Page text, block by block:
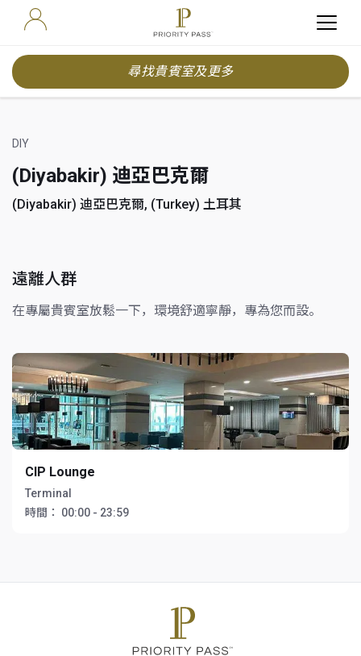
尋找貴賓室及更多
DIY
(Diyabakir) 迪亞巴克爾
(Diyabakir) 迪亞巴克爾, (Turkey) 土耳其
遠離人群
在專屬貴賓室放鬆一下，環境舒適寧靜，專為您而設。
CIP Lounge
Terminal
時間：
00:00 - 23:59